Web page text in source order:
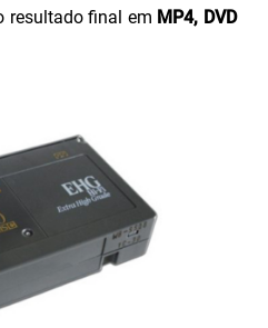
resultado final em MP4, DVD